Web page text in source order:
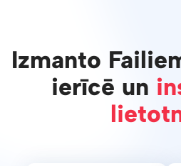
Izmanto
ierīcē un